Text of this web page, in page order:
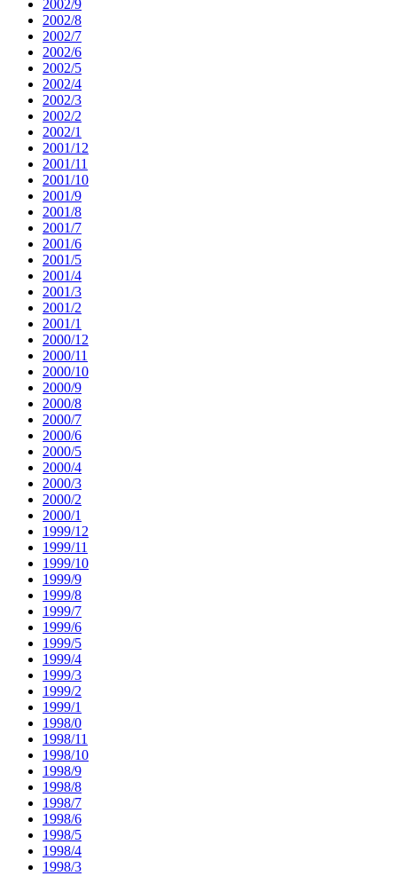
2002/9
2002/8
2002/7
2002/6
2002/5
2002/4
2002/3
2002/2
2002/1
2001/12
2001/11
2001/10
2001/9
2001/8
2001/7
2001/6
2001/5
2001/4
2001/3
2001/2
2001/1
2000/12
2000/11
2000/10
2000/9
2000/8
2000/7
2000/6
2000/5
2000/4
2000/3
2000/2
2000/1
1999/12
1999/11
1999/10
1999/9
1999/8
1999/7
1999/6
1999/5
1999/4
1999/3
1999/2
1999/1
1998/0
1998/11
1998/10
1998/9
1998/8
1998/7
1998/6
1998/5
1998/4
1998/3